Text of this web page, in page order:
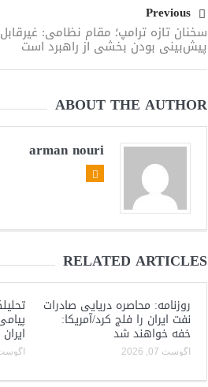
Previous
سخنان تازه ترامپ؛ مقام نظامی: غیرقابل‌
پیش‌بینی بودن بخشی از راهبرد است
ABOUT THE AUTHOR
arman nouri
RELATED ARTICLES
روزنامه: محاصره دریایی صادرات
نفت ایران را فلج کرد/آمریکا:
خفه خواهند شد
آگوست 07, 2026 آگوست 07,